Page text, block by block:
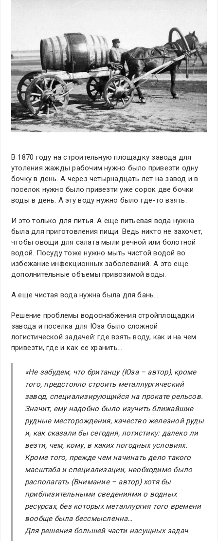
В 1870 году на строительную площадку завода для
утоления жажды рабочим нужно было привезти одну
бочку в день. А через четырнадцать лет на завод и в
поселок нужно было привезти уже сорок две бочки
воды в день. А эту воду нужно было где-то взять.
И это только для питья. А еще питьевая вода нужна
была для приготовления пищи. Ведь никто не захочет,
чтобы овощи для салата мыли речной или болотной
водой. Посуду тоже нужно мыть чистой водой во
избежание инфекционных заболеваний. А это еще
дополнительные объемы привозимой воды.
А еще чистая вода нужна была для бань…
Решение проблемы водоснабжения стройплощадки
завода и поселка для Юза было сложной
логистической задачей: где взять воду, как и на чем
привезти, где и как ее хранить…
«Не забудем, что британцу (Юза – автор), кроме
того, предстояло строить металлургический
завод, специализирующийся на прокате рельсов.
Значит, ему надобно было изучить ближайшие
рудные месторождения, качество железной руды
и, как сказали бы сегодня, логистику: далеко ли
везти, чем, кому, в каких погодных условиях.
Кроме того, прежде чем начинать дело такого
масштаба и специализации, необходимо было
располагать (Внимание – автор) хотя бы
приблизительными сведениями о водных
ресурсах, без которых металлургия того времени
вообще была бессмысленна…
Для решения большей части насущных задач